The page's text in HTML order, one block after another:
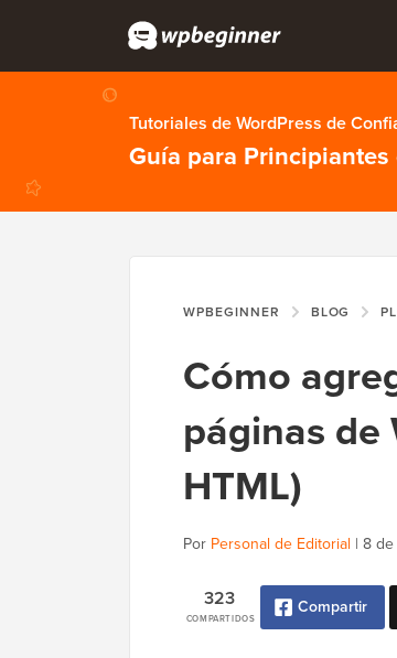
Tutoriales de WordPress de
Guía para Principiantes
WPBEGINNER BLOG
Cómo
páginas de
HTML)
Por Personal de Editorial | 8
COMPARTIDOS
323 Compartir